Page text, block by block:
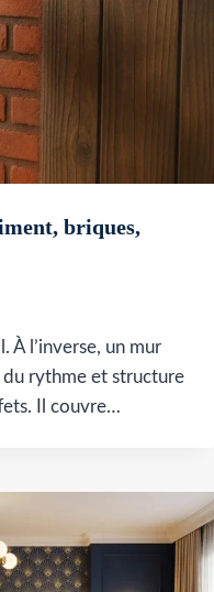
briques,
À l’inverse, un mur
rythme et structure
Il couvre…